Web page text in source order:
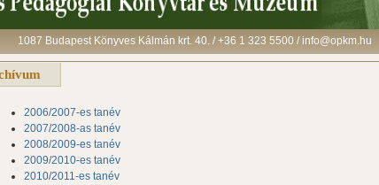
1087 Budapest Könyves Kálmán krt. 40. / +36 1 323 5500 / info@opkm.hu
2006/2007-es tanév
2007/2008-as tanév
2008/2009-es tanév
2009/2010-es tanév
2010/2011-es tanév